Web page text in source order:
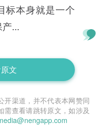
标本身就是一个
...
文
开渠道，并不代表本网赞同
需查看请跳转原文，如涉及